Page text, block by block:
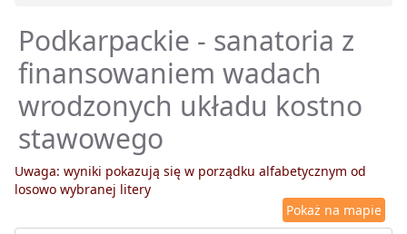
Podkarpackie - sanatoria z
finansowaniem wadach
wrodzonych układu kostno
stawowego
Uwaga: wyniki pokazują się w porządku alfabetycznym od
losowo wybranej litery
Pokaż na mapie